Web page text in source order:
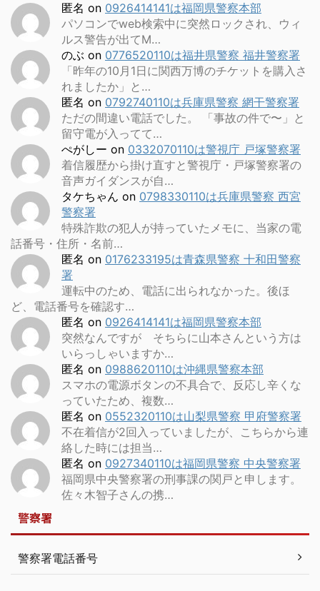
匿名 on 0926414141は福岡県警察本部
パソコンでweb検索中に突然ロックされ、ウィ
ルス警告が出てM…
のぶ on 0776520110は福井県警察 福井警察署
「昨年の10月1日に関西万博のチケットを購入さ
れましたか」と…
匿名 on 0792740110は兵庫県警察 網干警察署
ただの間違い電話でした。 「事故の件で〜」と
留守電が入ってて…
ぺがしー on 0332070110は警視庁 戸塚警察署
着信履歴から掛け直すと警視庁・戸塚警察署の
音声ガイダンスが自…
タケちゃん on 0798330110は兵庫県警察 西宮
警察署
特殊詐欺の犯人が持っていたメモに、当家の電
話番号・住所・名前…
匿名 on 0176233195は青森県警察 十和田警察
署
運転中のため、電話に出られなかった。後ほ
ど、電話番号を確認す…
匿名 on 0926414141は福岡県警察本部
突然なんですが そちらに山本さんという方は
いらっしゃいますか…
匿名 on 0988620110は沖縄県警察本部
スマホの電源ボタンの不具合で、反応し辛くな
っていたため、複数…
匿名 on 0552320110は山梨県警察 甲府警察署
不在着信が2回入っていましたが、こちらから連
絡した時には担当…
匿名 on 0927340110は福岡県警察 中央警察署
福岡県中央警察署の刑事課の関戸と申します。
佐々木智子さんの携…
警察署
警察署電話番号